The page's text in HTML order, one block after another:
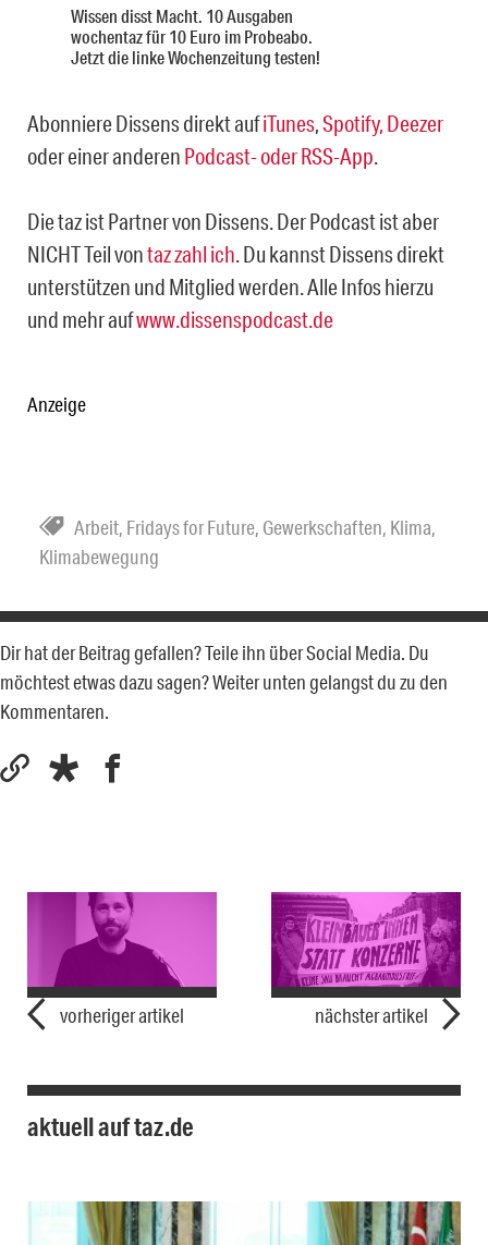
Wissen disst Macht. 10 Ausgaben
wochentaz für 10 Euro im Probeabo.
Jetzt die linke Wochenzeitung testen!
Abonniere Dissens direkt aufiTunes,Spotify, Deezer
oder einer anderen Podcast- oder RSS-App.
Die taz ist Partner von Dissens. Der Podcast ist aber
NICHT Teil vontaz zahl ich. Du kannst Dissens direkt
unterstützen und Mitglied werden. Alle Infos hierzu
und mehr aufwww.dissenspodcast.de
Anzeige
Arbeit, Fridays for Future, Gewerkschaften, Klima,
Klimabewegung
Dir hat der Beitrag gefallen? Teile ihn über Social Media. Du
möchtest etwas dazu sagen? Weiter unten gelangst du zu den
Kommentaren.
vorheriger artikel nächster artikel
aktuell auf taz.de